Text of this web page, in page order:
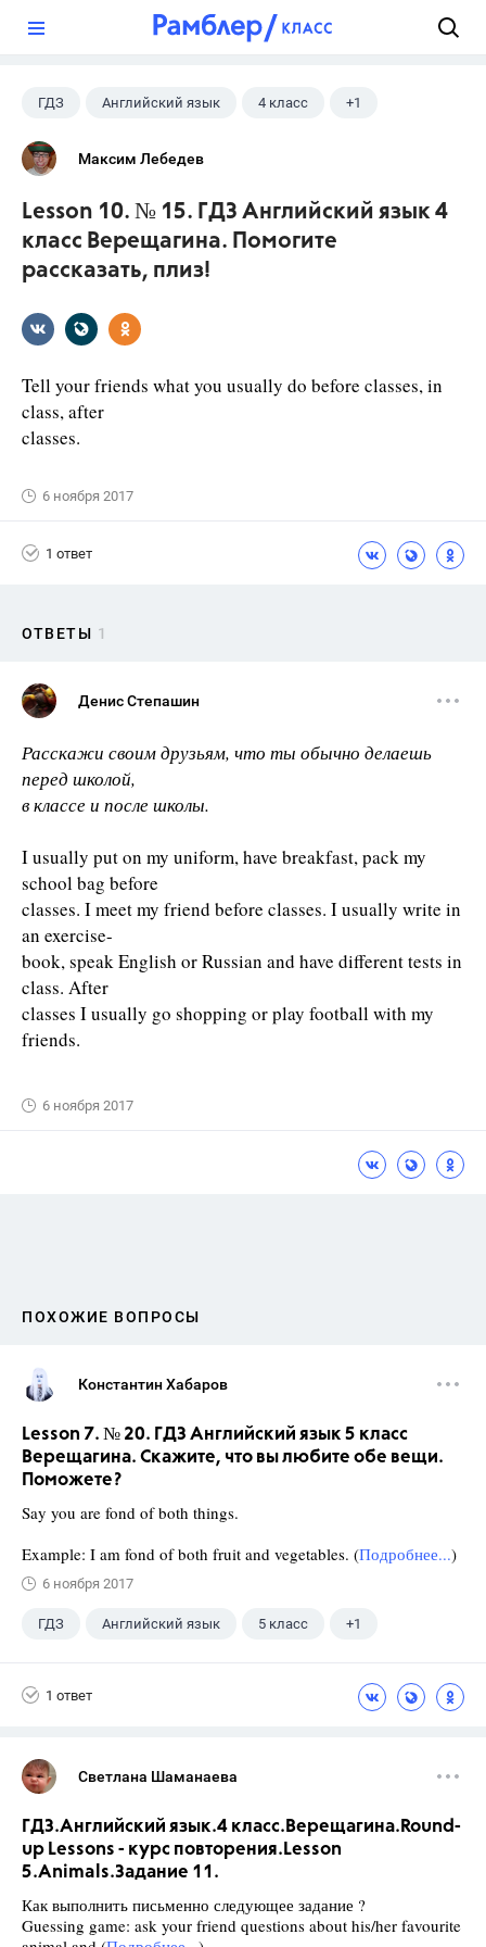
ГДЗ Английский язык 4 класс +1
Верещагина И.Н.
Максим Лебедев
Lesson 10. № 15. ГДЗ Английский язык 4
класс Верещагина. Помогите
рассказать, плиз!
Tell your friends what you usually do before classes, in
class, after
classes.
6 ноября 2017
1 ответ
ОТВЕТЫ 1
Денис Степашин
Расскажи своим друзьям, что ты обычно делаешь
перед школой,
в классе и после школы.
I usually put on my uniform, have breakfast, pack my
school bag before
classes. I meet my friend before classes. I usually write in
an exercise-
book, speak English or Russian and have different tests in
class. After
classes I usually go shopping or play football with my
friends.
6 ноября 2017
ПОХОЖИЕ ВОПРОСЫ
Константин Хабаров
Lesson 7. № 20. ГДЗ Английский язык 5 класс
Верещагина. Скажите, что вы любите обе вещи.
Поможете?
Say you are fond of both things.
Example: I am fond of both fruit and vegetables. (Подробнее...)
6 ноября 2017
ГДЗ Английский язык 5 класс +1
1 ответ
Светлана Шаманаева
ГДЗ.Английский язык.4 класс.Верещагина.Round-
up Lessons - курс повторения.Lesson
5.Animals.Задание 11.
Как выполнить письменно следующее задание ?
Guessing game: ask your friend questions about his/her favourite